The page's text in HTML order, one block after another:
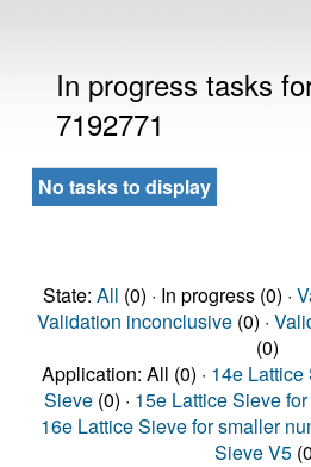
In progress tasks
7192771
No tasks to display
State: All (0) · In progress (0) ·
Validation inconclusive(0) ·
(0)
Application: All (0) · 14e Lattice
Sieve (0) · 15e Lattice Sieve
16e Lattice Sieve for smaller
Sieve V5